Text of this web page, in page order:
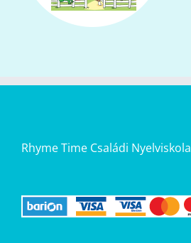
Rhyme Time Családi Nyelviskola